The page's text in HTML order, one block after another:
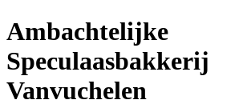
Ambachtelijke
Speculaasbakkerij
Vanvuchelen